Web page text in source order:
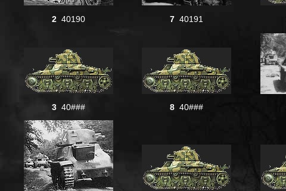
2 40190 740191
340### 840###